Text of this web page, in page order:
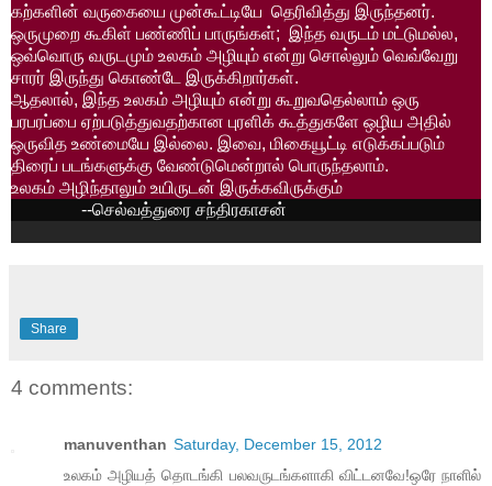
கற்களின் வருகையை முன்கூட்டியே தெரிவித்து இருந்தனர்.
ஒருமுறை கூகிள் பண்ணிப் பாருங்கள்; இந்த வருடம் மட்டுமல்ல,
ஒவ்வொரு வருடமும் உலகம் அழியும் என்று சொல்லும் வெவ்வேறு
சாரர் இருந்து கொண்டே இருக்கிறார்கள்.
ஆதலால், இந்த உலகம் அழியும் என்று கூறுவதெல்லாம் ஒரு
பரபரப்பை ஏற்படுத்துவதற்கான புரளிக் கூத்துகளே ஒழிய அதில்
ஒருவித உண்மையே இல்லை. இவை, மிகையூட்டி எடுக்கப்படும்
திரைப் படங்களுக்கு வேண்டுமென்றால் பொருந்தலாம்.
உலகம் அழிந்தாலும் உயிருடன் இருக்கவிருக்கும்
--செல்வத்துரை சந்திரகாசன்
Share
4 comments:
manuventhan Saturday, December 15, 2012
உலகம் அழியத் தொடங்கி பலவருடங்களாகி விட்டனவே!ஒரே நாளில்